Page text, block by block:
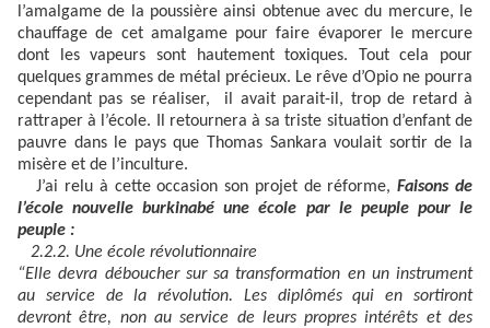
l’amalgame de la poussière ainsi obtenue avec du mercure, le
chauffage de cet amalgame pour faire évaporer le mercure
dont les vapeurs sont hautement toxiques. Tout cela pour
quelques grammes de métal précieux. Le rêve d’Opio ne pourra
cependant pas se réaliser, il avait parait-il, trop de retard à
rattraper à l’école. Il retournera à sa triste situation d’enfant de
pauvre dans le pays que Thomas Sankara voulait sortir de la
misère et de l’inculture.
J’ai relu à cette occasion son projet de réforme,Faisons de
l’école nouvelle burkinabé une école par le peuple pour le
peuple :
2.2.2. Une école révolutionnaire
“Elle devra déboucher sur sa transformation en un instrument
au service de la révolution. Les diplômés qui en sortiront
devront être, non au service de leurs propres intérêts et des